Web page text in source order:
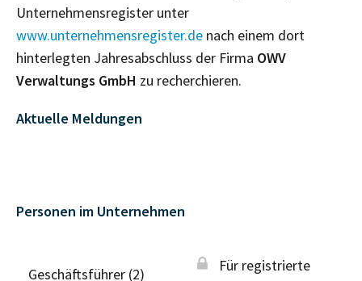
Unternehmensregister unter
www.unternehmensregister.de nach einem dort
hinterlegten Jahresabschluss der Firma OWV
Verwaltungs GmbH zu recherchieren.
Aktuelle Meldungen
Personen im Unternehmen
Geschäftsführer (2)
Für registrierte